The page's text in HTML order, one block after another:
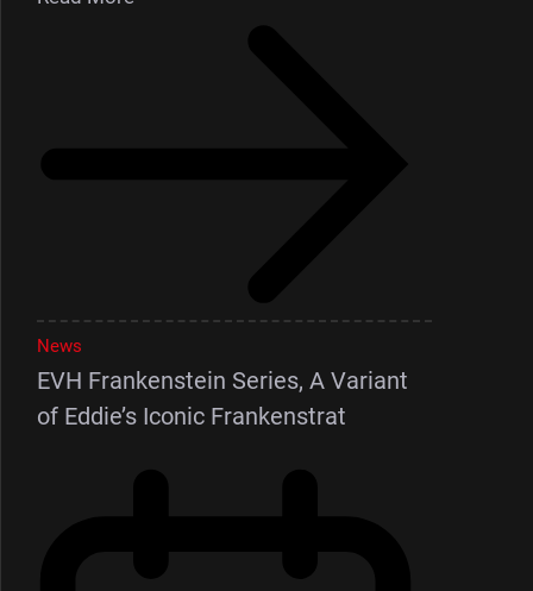
News
EVH Frankenstein Series, A Variant
of Eddie’s Iconic Frankenstrat